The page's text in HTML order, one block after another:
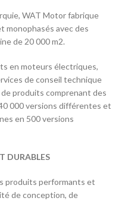
WAT Motor fabrique
monophasés avec des
de 20 000 m2.
en moteurs électriques,
de conseil technique
produits comprenant des
000 versions différentes et
en 500 versions
DURABLES
produits performants et
de conception, de